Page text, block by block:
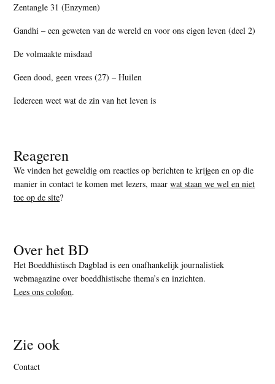
Zentangle 31 (Enzymen)
Gandhi – een geweten van de wereld en voor ons eigen leven (deel 2)
De volmaakte misdaad
Geen dood, geen vrees (27) – Huilen
Iedereen weet wat de zin van het leven is
Reageren
We vinden het geweldig om reacties op berichten te krijgen en op die
manier in contact te komen met lezers, maarwat staan we wel en niet
toe op de site?
Over het BD
Het Boeddhistisch Dagblad is een onafhankelijk journalistiek
webmagazine over boeddhistische thema’s en inzichten.
Lees ons colofon.
Zie ook
Contact